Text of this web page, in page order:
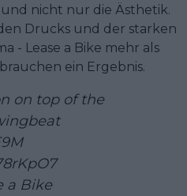
nicht nur die Ästhetik.
Drucks und der starken
- Lease a Bike mehr als
ein Ergebnis.
on top of the
a Bike